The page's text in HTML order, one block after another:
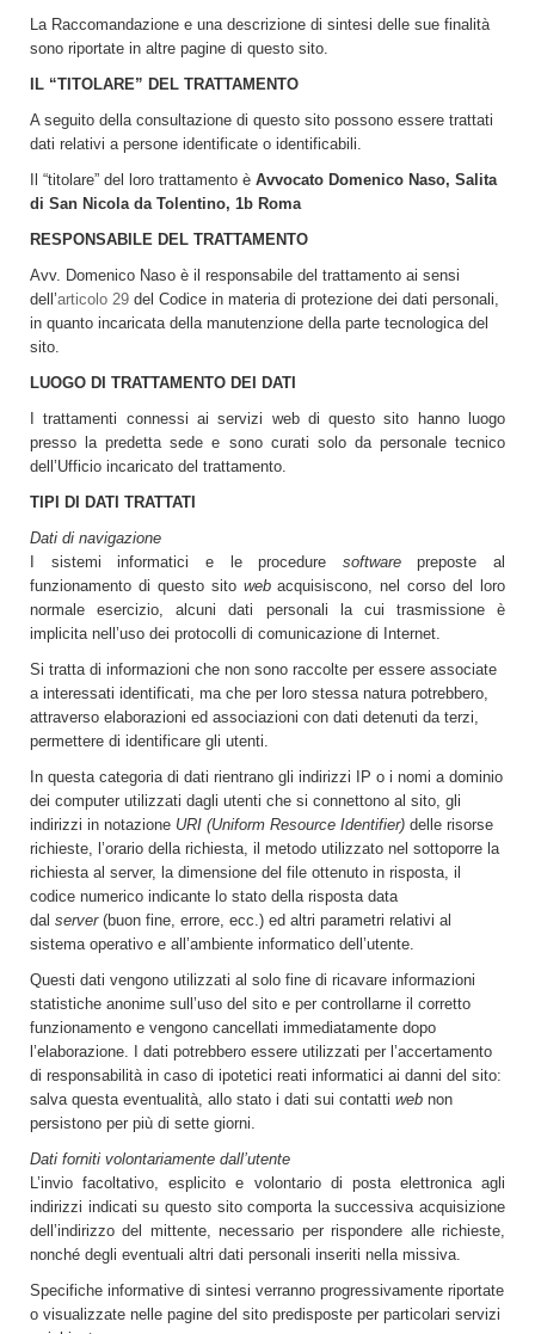
La Raccomandazione e una descrizione di sintesi delle sue finalità
sono riportate in altre pagine di questo sito.
IL “TITOLARE” DEL TRATTAMENTO
A seguito della consultazione di questo sito possono essere trattati
dati relativi a persone identificate o identificabili.
Il “titolare” del loro trattamento è Avvocato Domenico Naso, Salita
di San Nicola da Tolentino, 1b Roma
RESPONSABILE DEL TRATTAMENTO
Avv. Domenico Naso è il responsabile del trattamento ai sensi
dell’articolo 29 del Codice in materia di protezione dei dati personali,
in quanto incaricata della manutenzione della parte tecnologica del
sito.
LUOGO DI TRATTAMENTO DEI DATI
I trattamenti connessi ai servizi web di questo sito hanno luogo
presso la predetta sede e sono curati solo da personale tecnico
dell’Ufficio incaricato del trattamento.
TIPI DI DATI TRATTATI
Dati di navigazione
I sistemi informatici e le procedure softwarepreposte al
funzionamento di questo sito webacquisiscono, nel corso del loro
normale esercizio, alcuni dati personali la cui trasmissione è
implicita nell’uso dei protocolli di comunicazione di Internet.
Si tratta di informazioni che non sono raccolte per essere associate
a interessati identificati, ma che per loro stessa natura potrebbero,
attraverso elaborazioni ed associazioni con dati detenuti da terzi,
permettere di identificare gli utenti.
In questa categoria di dati rientrano gli indirizzi IP o i nomi a dominio
dei computer utilizzati dagli utenti che si connettono al sito, gli
indirizzi in notazione URI (Uniform Resource Identifier) delle risorse
richieste, l’orario della richiesta, il metodo utilizzato nel sottoporre la
richiesta al server, la dimensione del file ottenuto in risposta, il
codice numerico indicante lo stato della risposta data
dal server(buon fine, errore, ecc.) ed altri parametri relativi al
sistema operativo e all’ambiente informatico dell’utente.
Questi dati vengono utilizzati al solo fine di ricavare informazioni
statistiche anonime sull’uso del sito e per controllarne il corretto
funzionamento e vengono cancellati immediatamente dopo
l’elaborazione. I dati potrebbero essere utilizzati per l’accertamento
di responsabilità in caso di ipotetici reati informatici ai danni del sito:
salva questa eventualità, allo stato i dati sui contatti web non
persistono per più di sette giorni.
Dati forniti volontariamente dall’utente
L’invio facoltativo, esplicito e volontario di posta elettronica agli
indirizzi indicati su questo sito comporta la successiva acquisizione
dell’indirizzo del mittente, necessario per rispondere alle richieste,
nonché degli eventuali altri dati personali inseriti nella missiva.
Specifiche informative di sintesi verranno progressivamente riportate
o visualizzate nelle pagine del sito predisposte per particolari servizi